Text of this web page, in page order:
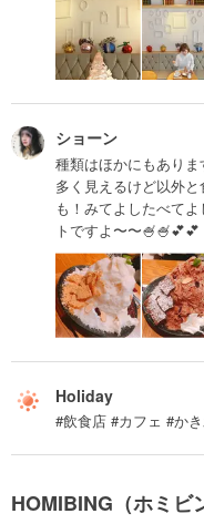
ショーン
種類はほかにもありま
多く見えるけど以外
も！みてよしたべて
トですよ〜〜🍧🍧💕💕
Holiday
#飲食店 #カフェ #か
HOMIBING（ホミビ